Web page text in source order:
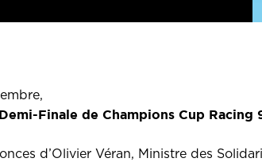
Finale de Champions Cup Racing
d’Olivier Véran, Ministre des